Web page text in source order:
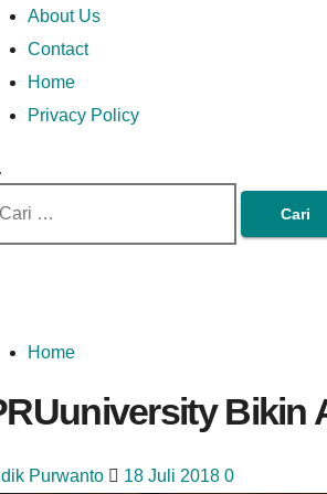
Skip
to
content
Money In
Way
Lets Talk About MoneyIn Every Way
About Us
Contact
Home
Privacy Policy
Home
Bikin
Purwanto 18 Juli 2018 0